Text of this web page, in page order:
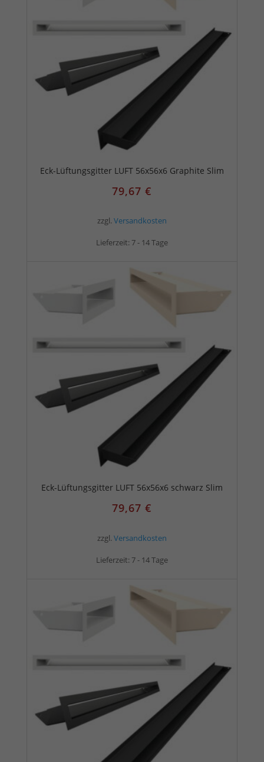
Eck-Lüftungsgitter LUFT 56x56x6 Graphite Slim
79,67€
zzgl. Versandkosten
Lieferzeit: 7 - 14 Tage
Eck-Lüftungsgitter LUFT 56x56x6 schwarz Slim
79,67€
zzgl. Versandkosten
Lieferzeit: 7 - 14 Tage